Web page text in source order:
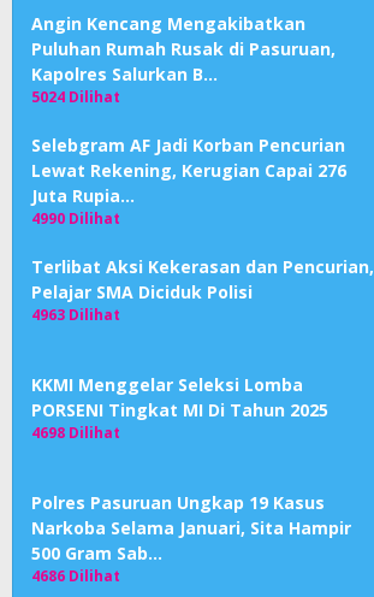
Angin Kencang Mengakibatkan
Puluhan Rumah Rusak di Pasuruan,
Kapolres Salurkan B…
5024 Dilihat
Selebgram AF Jadi Korban Pencurian
Lewat Rekening, Kerugian Capai 276
Juta Rupia…
4990 Dilihat
Terlibat Aksi Kekerasan dan Pencurian,
Pelajar SMA Diciduk Polisi
4963 Dilihat
KKMI Menggelar Seleksi Lomba
PORSENI Tingkat MI Di Tahun 2025
4698 Dilihat
Polres Pasuruan Ungkap 19 Kasus
Narkoba Selama Januari, Sita Hampir
500 Gram Sab…
4686 Dilihat